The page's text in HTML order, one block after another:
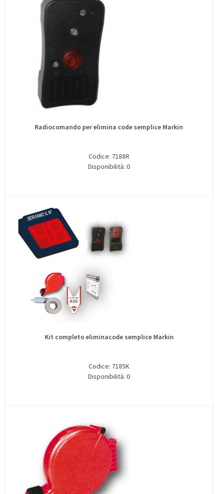
Radiocomando per elimina code semplice Markin
Codice: 7188R
Disponibilità: 0
Kit completo eliminacode semplice Markin
Codice: 7185K
Disponibilità: 0